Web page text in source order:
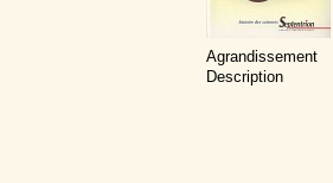
Agrandissement
Description